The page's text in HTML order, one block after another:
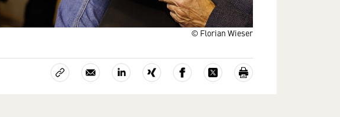
© Florian Wieser